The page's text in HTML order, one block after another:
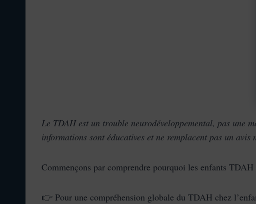
Le TDAH est un trouble neurodéveloppemental, pas une
informations sont éducatives et ne remplacent pas un avis
Commençons par comprendre pourquoi les enfants
👉 Pour une compréhension globale du TDAH chez